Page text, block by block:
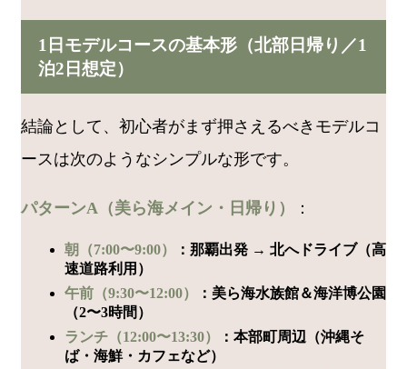
1日モデルコースの基本形（北部日帰り／1
泊2日想定）
結論として、初心者がまず押さえるべきモデルコ
ースは次のようなシンプルな形です。
パターンA（美ら海メイン・日帰り） ：
朝（7:00〜9:00）
：那覇出発 → 北へドライブ（高
速道路利用）
午前（9:30〜12:00）
：美ら海水族館＆海洋博公園
（2〜3時間）
ランチ（12:00〜13:30）
：本部町周辺（沖縄そ
ば・海鮮・カフェなど）